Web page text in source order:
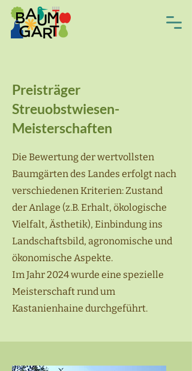
Preisträger
Streuobstwiesen-
Meisterschaften
Die Bewertung der wertvollsten
Baumgärten des Landes erfolgt nach
verschiedenen Kriterien: Zustand
der Anlage (z.B. Erhalt, ökologische
Vielfalt, Ästhetik), Einbindung ins
Landschaftsbild, agronomische und
ökonomische Aspekte.
Im Jahr 2024 wurde eine spezielle
Meisterschaft rund um
Kastanienhaine durchgeführt.